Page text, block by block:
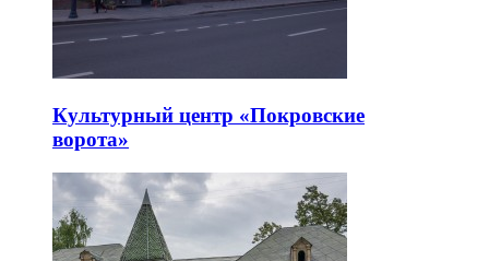
Культурный центр «Покровские
ворота»